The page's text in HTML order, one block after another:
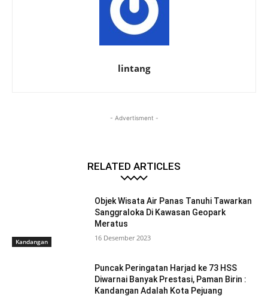
lintang
- Advertisment -
RELATED ARTICLES
Kandangan
Objek Wisata Air Panas Tanuhi Tawarkan
Sanggraloka Di Kawasan Geopark
Meratus
16 Desember 2023
Puncak Peringatan Harjad ke 73 HSS
Diwarnai Banyak Prestasi, Paman Birin :
Kandangan Adalah Kota Pejuang